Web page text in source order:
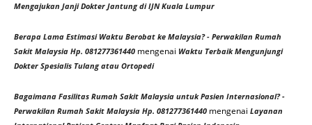
Mengajukan Janji Dokter Jantung di IJN Kuala Lumpur
Berapa Lama Estimasi Waktu Berobat ke Malaysia? - Perwakilan Rumah
Sakit Malaysia Hp. 081277361440 mengenai Waktu Terbaik Mengunjungi
Dokter Spesialis Tulang atau Ortopedi
Bagaimana Fasilitas Rumah Sakit Malaysia untuk Pasien Internasional? -
Perwakilan Rumah Sakit Malaysia Hp. 081277361440 mengenai Layanan